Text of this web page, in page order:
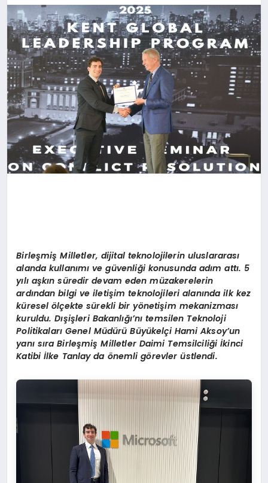
Birleşmiş Milletler, dijital teknolojilerin uluslararası
alanda kullanımı ve güvenliği konusunda adım attı. 5
yılı aşkın süredir devam eden müzakerelerin
ardından bilgi ve iletişim teknolojileri alanında ilk kez
küresel ölçekte sürekli bir yönetişim mekanizması
kuruldu. Dışişleri Bakanlığı’nı temsilen Teknoloji
Politikaları Genel Müdürü Büyükelçi Hami Aksoy’un
yanı sıra Birleşmiş Milletler Daimi Temsilciliği İkinci
Katibi İlke Tanlay da önemli görevler üstlendi.